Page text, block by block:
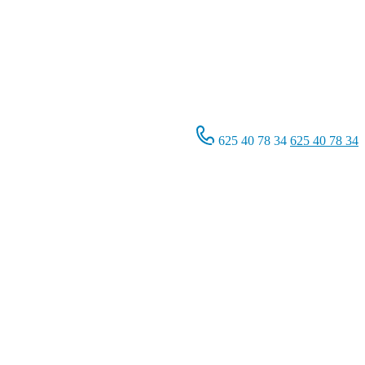
625 40 78 34 625 40 78 34